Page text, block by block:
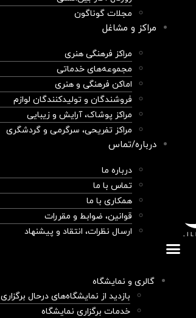
مجلات گوناگون
مراکز و مشاغل
مراکز فرهنگی هنری
مجموعه‌های خدماتی
اماکن فرهنگی و هنری
فروشندگان و تولیدکنندگان لوازم
مراکز پوشاک، آرایش و زیبایی
مراکز تفریحی، سرگرمی و گردشگری
درباره/تماس
درباره ما
تماس با ما
همکاری با ما
قوانین، ضوابط و مقررات
ارسال نظرات، انتقاد و پیشنهاد
گالری و نمایشگاه
بازدید از نمایشگاه‌های درحال برگزاری
خدمات برگزاری نمایشگاه